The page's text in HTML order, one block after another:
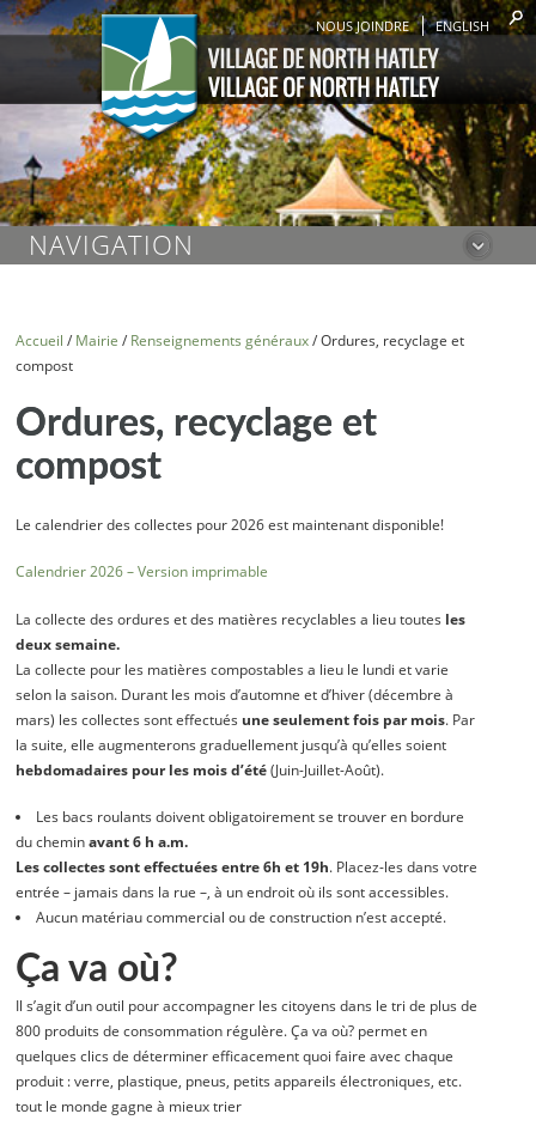
NOUS JOINDRE ENGLISH
NAVIGATION
Accueil / Mairie / Renseignements généraux/Ordures, recyclage et
compost
Ordures, recyclage et
compost
Le calendrier des collectes pour 2026 est maintenant disponible!
Calendrier 2026 – Version imprimable
La collecte des ordures et des matières recyclables a lieu toutes les
deuxsemaine.
La collecte pour les matières compostables a lieu le lundi et varie
selon la saison. Durant les mois d’automne et d’hiver (décembre à
mars) les collectes sont effectués une seulement fois par mois. Par
la suite, elle augmenterons graduellement jusqu’à qu’elles soient
hebdomadaires pour les mois d’été(Juin-Juillet-Août).
Les bacs roulants doivent obligatoirement se trouver en bordure
du cheminavant 6 h a.m.
Les collectes sont effectuées entre 6h et 19h. Placez-les dans votre
entrée – jamais dans la rue –, à un endroit où ils sont accessibles.
Aucun matériau commercial ou de construction n’est accepté.
Ça va où?
Il s’agit d’un outil pour accompagner les citoyens dans le tri de plus de
800 produits de consommation régulère. Ça va où? permet en
quelques clics de déterminer efficacement quoi faire avec chaque
produit : verre, plastique, pneus, petits appareils électroniques, etc.
tout le monde gagne à mieux trier